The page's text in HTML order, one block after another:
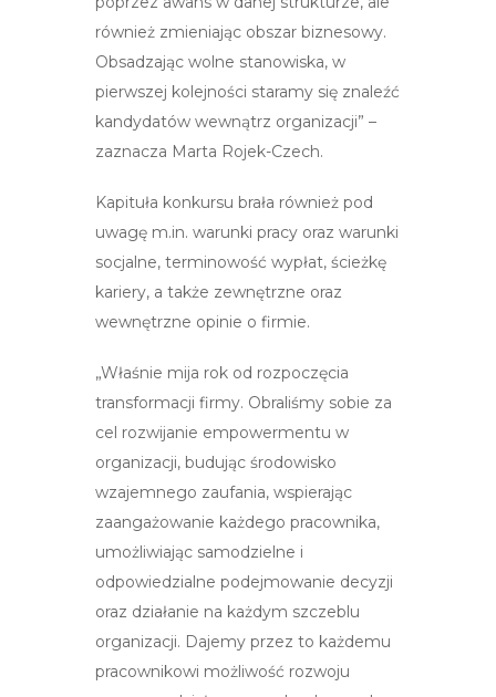
również zmieniając obszar biznesowy.
Obsadzając wolne stanowiska, w
pierwszej kolejności staramy się znaleźć
kandydatów wewnątrz organizacji” –
zaznacza Marta Rojek-Czech.
Kapituła konkursu brała również pod
uwagę m.in. warunki pracy oraz warunki
socjalne, terminowość wypłat, ścieżkę
kariery, a także zewnętrzne oraz
wewnętrzne opinie o firmie.
„Właśnie mija rok od rozpoczęcia
transformacji firmy. Obraliśmy sobie za
cel rozwijanie empowermentu w
organizacji, budując środowisko
wzajemnego zaufania, wspierając
zaangażowanie każdego pracownika,
umożliwiając samodzielne i
odpowiedzialne podejmowanie decyzji
oraz działanie na każdym szczeblu
organizacji. Dajemy przez to każdemu
pracownikowi możliwość rozwoju